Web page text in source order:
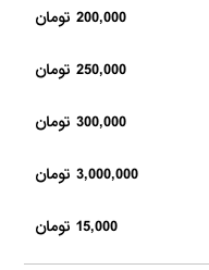
200,000 تومان
250,000 تومان
300,000 تومان
3,000,000 تومان
15,000 تومان